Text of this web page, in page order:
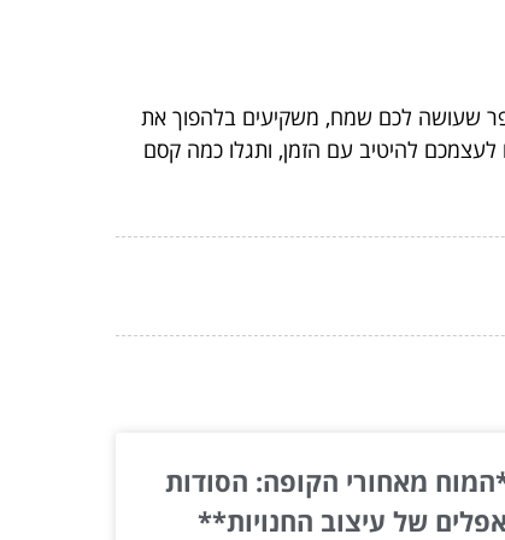
שעושה לכם שמח, משקיעים בלהפוך את
להיטיב עם הזמן, ותגלו כמה קסם
מאחורי הקופה: הסודות
של עיצוב החנויות**